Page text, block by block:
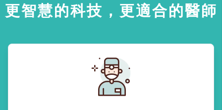
更智慧的科技，更適合的醫師